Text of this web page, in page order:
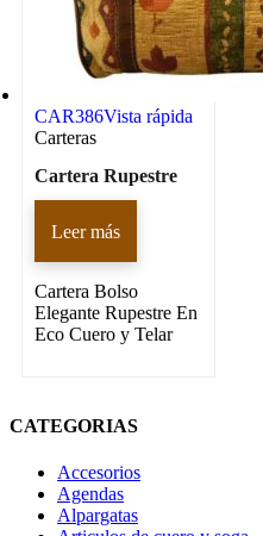
CAR386Vista rápida
Carteras
Cartera Rupestre
Leer más
Cartera Bolso
Elegante Rupestre En
Eco Cuero y Telar
CATEGORIAS
Accesorios
Agendas
Alpargatas